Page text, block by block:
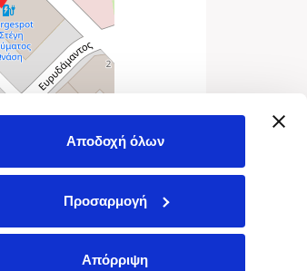
Αποδοχή όλων
Προσαρμογή
Απόρριψη